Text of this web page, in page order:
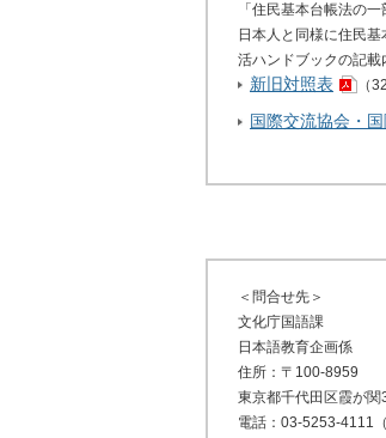
「住民基本台帳法の
日本人と同様に住民
活ハンドブックの記載
新旧対照表 （
国際交流協会・
＜問合せ先＞
文化庁国語課
日本語教育企画係
住所：〒100-8959
東京都千代田区霞が関
電話：03-5253-4111